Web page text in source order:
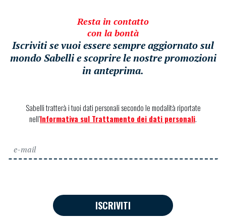
Resta in contatto
con la bontà
Iscriviti se vuoi essere sempre aggiornato sul
mondo Sabelli e scoprire le nostre promozioni
in anteprima.
Sabelli tratterà i tuoi dati personali secondo le modalità riportate
nell’Informativa sul Trattamento dei dati personali.
ISCRIVITI